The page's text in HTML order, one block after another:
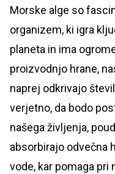
Morske alge so
organizem, ki igra
planeta in ima
proizvodnjo hrane,
naprej odkrivajo
verjetno, da bodo
našega življenja,
absorbirajo odvečna
vode, kar pomaga